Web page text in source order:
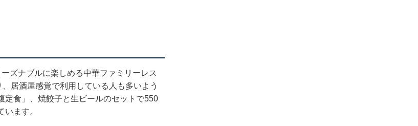
ズナブルに楽しめる中華ファミリーレス
居酒屋感覚で利用している人も多いよう
定食」、焼餃子と生ビールのセットで550
ます。